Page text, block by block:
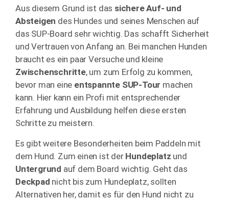
Aus diesem Grund ist das sichere Auf- und
Absteigen des Hundes und seines Menschen auf
das SUP-Board sehr wichtig. Das schafft Sicherheit
und Vertrauen von Anfang an. Bei manchen Hunden
braucht es ein paar Versuche und kleine
Zwischenschritte, um zum Erfolg zu kommen,
bevor man eine entspannte SUP-Tour machen
kann. Hier kann ein Profi mit entsprechender
Erfahrung und Ausbildung helfen diese ersten
Schritte zu meistern.
Es gibt weitere Besonderheiten beim Paddeln mit
dem Hund. Zum einen ist derHundeplatz und
Untergrund auf dem Board wichtig. Geht das
Deckpad nicht bis zum Hundeplatz, sollten
Alternativen her, damit es für den Hund nicht zu